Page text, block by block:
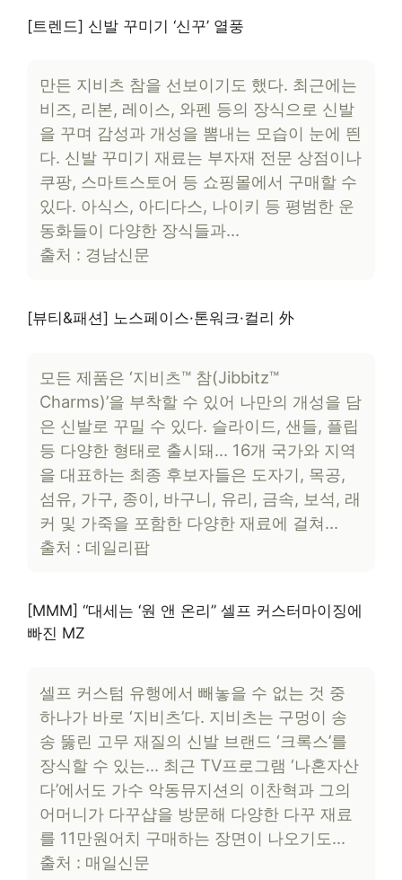
[트렌드] 신발 꾸미기 ‘신꾸’ 열풍
만든 지비츠 참을 선보이기도 했다. 최근에는
비즈, 리본, 레이스, 와펜 등의 장식으로 신발
을 꾸며 감성과 개성을 뽐내는 모습이 눈에 띈
다. 신발 꾸미기 재료는 부자재 전문 상점이나
쿠팡, 스마트스토어 등 쇼핑몰에서 구매할 수
있다. 아식스, 아디다스, 나이키 등 평범한 운
동화들이 다양한 장식들과…
출처 : 경남신문
[뷰티&패션] 노스페이스·톤워크·컬리 外
모든 제품은 ‘지비츠™ 참(Jibbitz™
Charms)’을 부착할 수 있어 나만의 개성을 담
은 신발로 꾸밀 수 있다. 슬라이드, 샌들, 플립
등 다양한 형태로 출시돼… 16개 국가와 지역
을 대표하는 최종 후보자들은 도자기, 목공,
섬유, 가구, 종이, 바구니, 유리, 금속, 보석, 래
커 및 가죽을 포함한 다양한 재료에 걸쳐…
출처 : 데일리팝
[MMM] “대세는 ‘원 앤 온리” 셀프 커스터마이징에
빠진 MZ
셀프 커스텀 유행에서 빼놓을 수 없는 것 중
하나가 바로 ‘지비츠’다. 지비츠는 구멍이 송
송 뚫린 고무 재질의 신발 브랜드 ‘크록스’를
장식할 수 있는… 최근 TV프로그램 ‘나혼자산
다’에서도 가수 악동뮤지션의 이찬혁과 그의
어머니가 다꾸샵을 방문해 다양한 다꾸 재료
를 11만원어치 구매하는 장면이 나오기도…
출처 : 매일신문